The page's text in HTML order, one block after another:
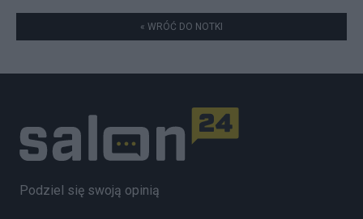
« WRÓĆ DO NOTKI
Podziel się swoją opinią